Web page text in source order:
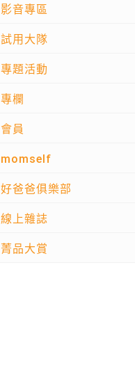
影音專區
試用大隊
專題活動
專欄
會員
momself
好爸爸俱樂部
線上雜誌
菁品大賞